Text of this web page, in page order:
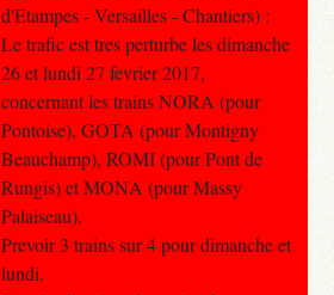
d'Etampes - Versailles - Chantiers) :
Le trafic est tres perturbe les dimanche
26 et lundi 27 fevrier 2017,
concernant les trains NORA (pour
Pontoise), GOTA (pour Montigny
Beauchamp), ROMI (pour Pont de
Rungis) et MONA (pour Massy
Palaiseau).
Prevoir 3 trains sur 4 pour dimanche et
lundi.